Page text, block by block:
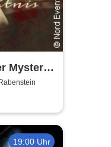
Mystery
19:00 Uhr